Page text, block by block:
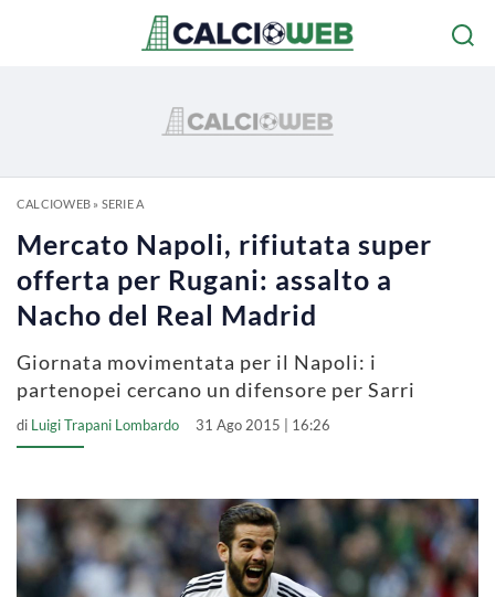
CALCIOWEB» SERIE A
Mercato Napoli, rifiutata super
offerta per Rugani: assalto a
Nacho del Real Madrid
Giornata movimentata per il Napoli: i
partenopei cercano un difensore per Sarri
di Luigi Trapani Lombardo 31 Ago 2015 | 16:26